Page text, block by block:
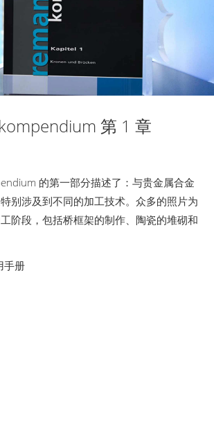
第 1 章
的第一部分描述了：与贵金属合金
别涉及到不同的加工技术。众多的照片为
阶段，包括桥框架的制作、陶瓷的堆砌和
手册